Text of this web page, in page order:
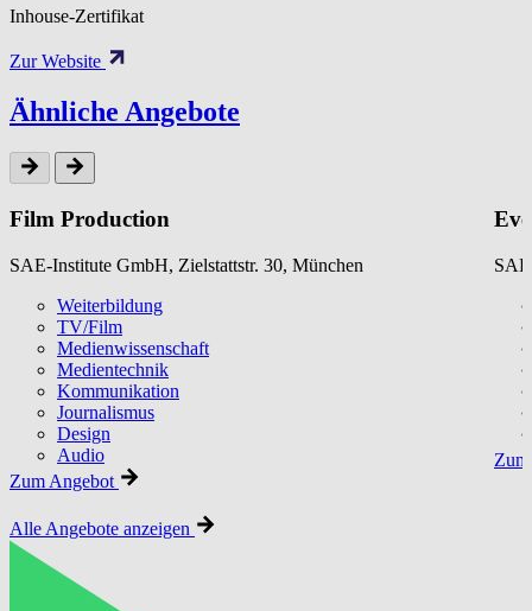
Inhouse-Zertifikat
Zur Website
Ähnliche Angebote
Film Production
SAE-Institute GmbH, Zielstattstr. 30, München
Weiterbildung
TV/Film
Medienwissenschaft
Medientechnik
Kommunikation
Journalismus
Design
Audio
Zum Angebot
Alle Angebote anzeigen